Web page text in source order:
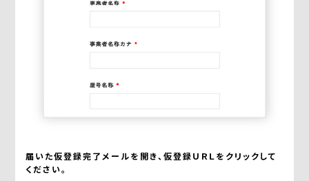
届いた仮登録完了メールを開き、仮登録ＵＲＬをクリックして
ください。